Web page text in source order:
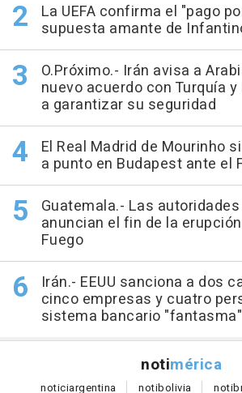
La UEFA confirma el "pago
supuesta amante de
O.Próximo.- Irán avisa a
nuevo acuerdo con Turquía
a garantizar su seguridad
El Real Madrid de Mourinho
a punto en Budapest ante el
Guatemala.- Las
anuncian el fin de la
Fuego
Irán.- EEUU sanciona a dos
cinco empresas y cuatro
sistema bancario
notimérica
noticiargentina notibolivia noti